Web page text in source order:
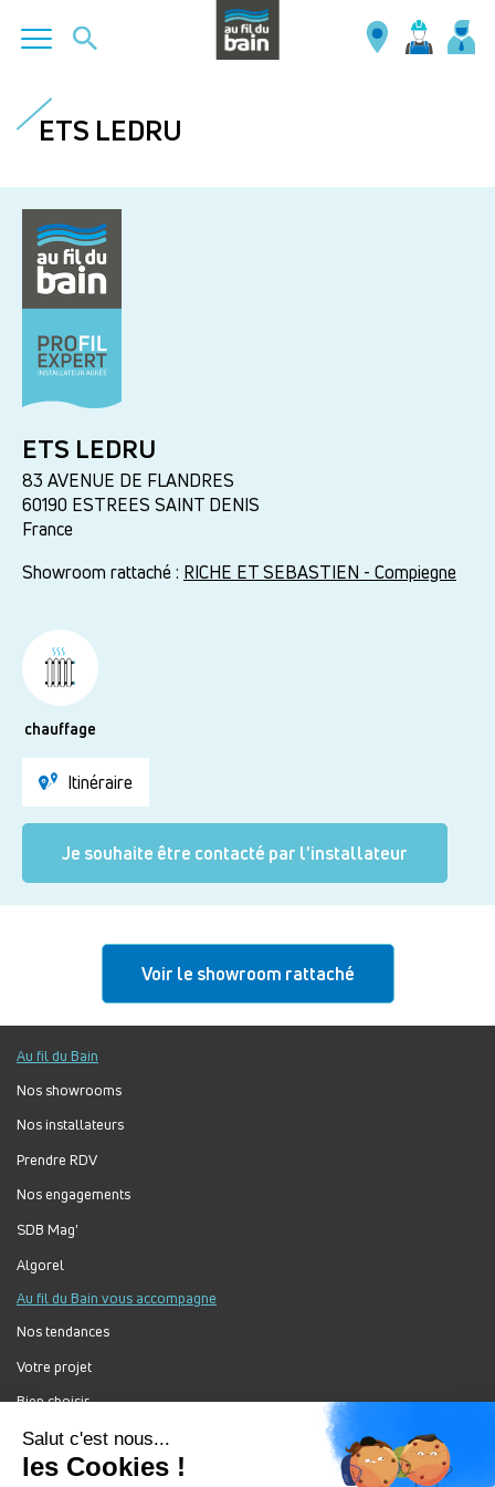
contenuETS LEDRU
ETS LEDRU
83 AVENUE DE FLANDRES
60190 ESTREES SAINT DENIS
France
Showroom rattaché : RICHE ET SEBASTIEN - Compiegne
chauffage
Itinéraire
Je souhaite être contacté par l'installateur
Voir le showroom rattaché
Au fil du Bain
Nos showrooms
Nos installateurs
Prendre RDV
Nos engagements
SDB Mag'
Algorel
Au fil du Bain vous accompagne
Nos tendances
Votre projet
Bien choisir
Forum Au Fil du Bain